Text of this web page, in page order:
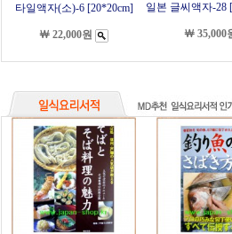
타일액자(소)-6 [20*20cm]
￦ 22,000원
일본 글씨액자-28
￦ 35,000